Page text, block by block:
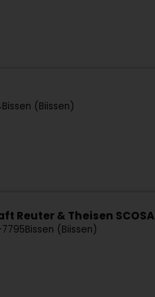
Bissen (Biissen)
Reuter & Theisen SCOSA
7795Bissen (Biissen)